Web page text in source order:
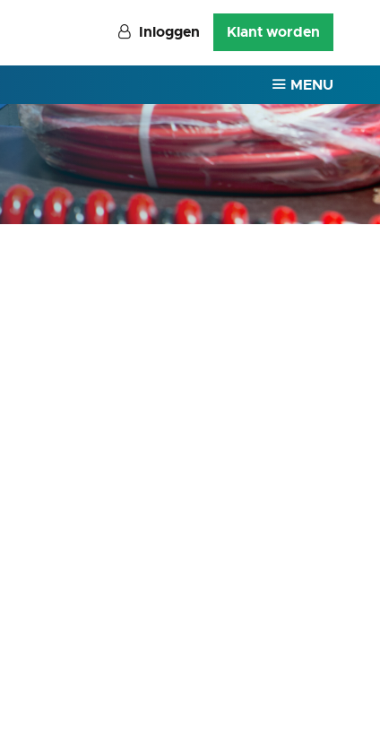
Inloggen Klant worden
MENU